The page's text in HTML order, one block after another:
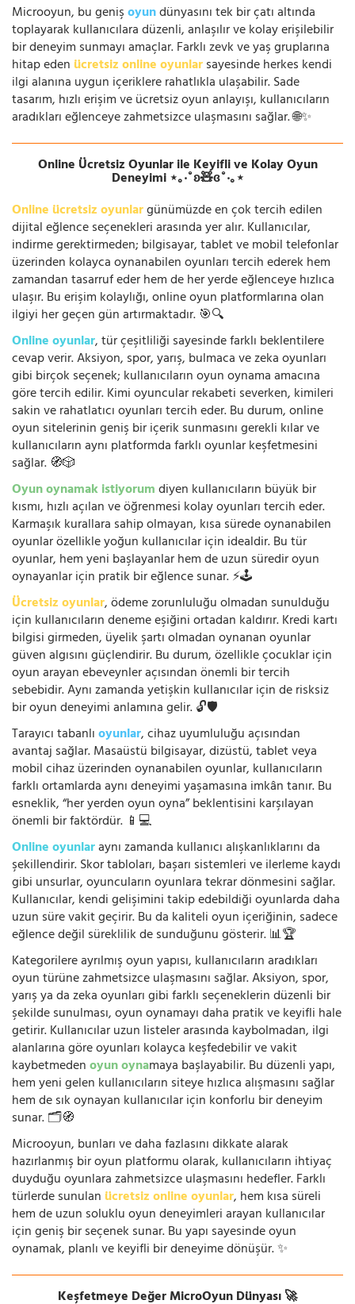
Microoyun, bu genişoyundünyasını tek bir çatı altında
toplayarak kullanıcılara düzenli, anlaşılır ve kolay erişilebilir
bir deneyim sunmayı amaçlar. Farklı zevk ve yaş gruplarına
hitap eden ücretsiz online oyunlarsayesinde herkes kendi
ilgi alanına uygun içeriklere rahatlıkla ulaşabilir. Sade
tasarım, hızlı erişim ve ücretsiz oyun anlayışı, kullanıcıların
aradıkları eğlenceye zahmetsizce ulaşmasını sağlar. 🌐✨
Online Ücretsiz Oyunlar ile Keyifli ve Kolay Oyun
Deneyimi ⋆｡‧˚ʚ🧸ɞ˚‧｡⋆
Online ücretsiz oyunlargünümüzde en çok tercih edilen
dijital eğlence seçenekleri arasında yer alır. Kullanıcılar,
indirme gerektirmeden; bilgisayar, tablet ve mobil telefonlar
üzerinden kolayca oynanabilen oyunları tercih ederek hem
zamandan tasarruf eder hem de her yerde eğlenceye hızlıca
ulaşır. Bu erişim kolaylığı, online oyun platformlarına olan
ilgiyi her geçen gün artırmaktadır. 🎯🔍
Online oyunlar, tür çeşitliliği sayesinde farklı beklentilere
cevap verir. Aksiyon, spor, yarış, bulmaca ve zeka oyunları
gibi birçok seçenek; kullanıcıların oyun oynama amacına
göre tercih edilir. Kimi oyuncular rekabeti severken, kimileri
sakin ve rahatlatıcı oyunları tercih eder. Bu durum, online
oyun sitelerinin geniş bir içerik sunmasını gerekli kılar ve
kullanıcıların aynı platformda farklı oyunlar keşfetmesini
sağlar. 🧭🎲
Oyun oynamak istiyorumdiyen kullanıcıların büyük bir
kısmı, hızlı açılan ve öğrenmesi kolay oyunları tercih eder.
Karmaşık kurallara sahip olmayan, kısa sürede oynanabilen
oyunlar özellikle yoğun kullanıcılar için idealdir. Bu tür
oyunlar, hem yeni başlayanlar hem de uzun süredir oyun
oynayanlar için pratik bir eğlence sunar. ⚡🕹️
Ücretsiz oyunlar, ödeme zorunluluğu olmadan sunulduğu
için kullanıcıların deneme eşiğini ortadan kaldırır. Kredi kartı
bilgisi girmeden, üyelik şartı olmadan oynanan oyunlar
güven algısını güçlendirir. Bu durum, özellikle çocuklar için
oyun arayan ebeveynler açısından önemli bir tercih
sebebidir. Aynı zamanda yetişkin kullanıcılar için de risksiz
bir oyun deneyimi anlamına gelir. 🔓🛡️
Tarayıcı tabanlıoyunlar, cihaz uyumluluğu açısından
avantaj sağlar. Masaüstü bilgisayar, dizüstü, tablet veya
mobil cihaz üzerinden oynanabilen oyunlar, kullanıcıların
farklı ortamlarda aynı deneyimi yaşamasına imkân tanır. Bu
esneklik, “her yerden oyun oyna” beklentisini karşılayan
önemli bir faktördür. 📱💻
Online oyunlaraynı zamanda kullanıcı alışkanlıklarını da
şekillendirir. Skor tabloları, başarı sistemleri ve ilerleme kaydı
gibi unsurlar, oyuncuların oyunlara tekrar dönmesini sağlar.
Kullanıcılar, kendi gelişimini takip edebildiği oyunlarda daha
uzun süre vakit geçirir. Bu da kaliteli oyun içeriğinin, sadece
eğlence değil süreklilik de sunduğunu gösterir. 📊🏆
Kategorilere ayrılmış oyun yapısı, kullanıcıların aradıkları
oyun türüne zahmetsizce ulaşmasını sağlar. Aksiyon, spor,
yarış ya da zeka oyunları gibi farklı seçeneklerin düzenli bir
şekilde sunulması, oyun oynamayı daha pratik ve keyifli hale
getirir. Kullanıcılar uzun listeler arasında kaybolmadan, ilgi
alanlarına göre oyunları kolayca keşfedebilir ve vakit
kaybetmedenoyun oynamaya başlayabilir. Bu düzenli yapı,
hem yeni gelen kullanıcıların siteye hızlıca alışmasını sağlar
hem de sık oynayan kullanıcılar için konforlu bir deneyim
sunar. 🗂️🧭
Microoyun, bunları ve daha fazlasını dikkate alarak
hazırlanmış bir oyun platformu olarak, kullanıcıların ihtiyaç
duyduğu oyunlara zahmetsizce ulaşmasını hedefler. Farklı
türlerde sunulan ücretsiz online oyunlar, hem kısa süreli
hem de uzun soluklu oyun deneyimleri arayan kullanıcılar
için geniş bir seçenek sunar. Bu yapı sayesinde oyun
oynamak, planlı ve keyifli bir deneyime dönüşür. ✨
Keşfetmeye Değer MicroOyun Dünyası 🚀